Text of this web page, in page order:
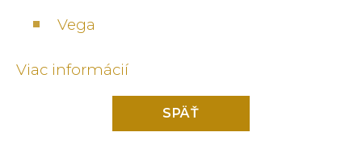
Vega
Viac informácií
SPÄŤ